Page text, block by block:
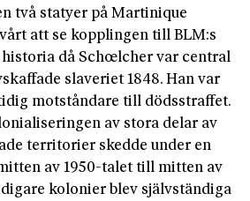
två statyer på Martinique
att se kopplingen till BLM:s
då Schœlcher var central
slaveriet 1848. Han var
motståndare till dödsstraffet.
av stora delar av
territorier skedde under en
av 1950-talet till mitten av
kolonier blev självständiga